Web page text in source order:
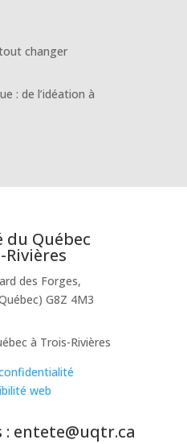
changer
: de l’idéation à
du Québec
des Forges,
G8Z 4M3
à Trois-Rivières
web
entete@uqtr.ca